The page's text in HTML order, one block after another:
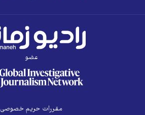
عضو
مقررات حریم خصوصی